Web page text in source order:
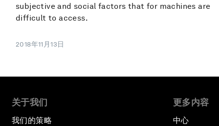
subjective and social factors that for machines are
difficult to access.
2018年11月13日
关于我们
我们的策略
更多内容
中心